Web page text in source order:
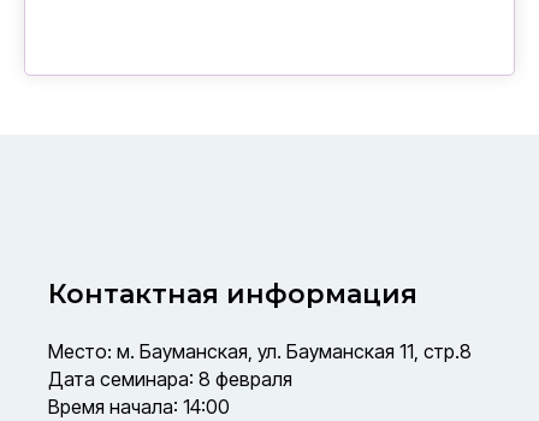
Контактная информация
Место: м. Бауманская, ул. Бауманская 11, стр.8
Дата семинара: 8 февраля
Время начала: 14:00